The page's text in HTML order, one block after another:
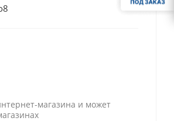
магазина и может